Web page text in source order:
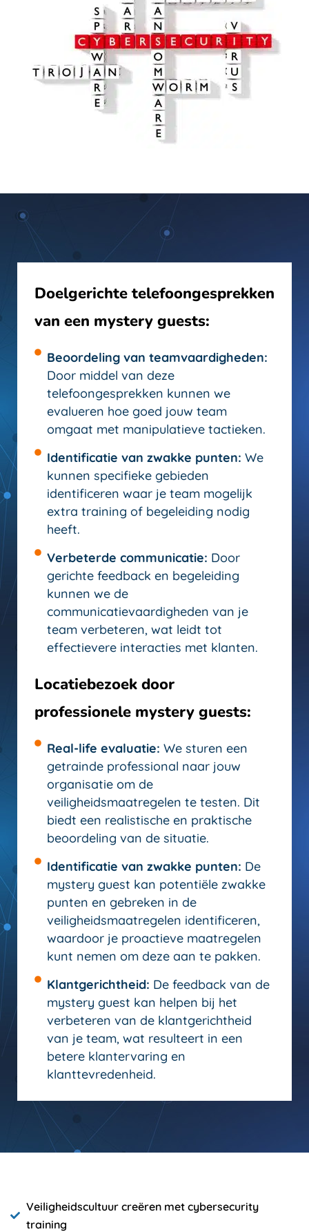
Doelgerichte telefoongesprekken
van een mystery guests:
Beoordeling van teamvaardigheden:
Door middel van deze
telefoongesprekken kunnen we
evalueren hoe goed jouw team
omgaat met manipulatieve tactieken.
Identificatie van zwakke punten: We
kunnen specifieke gebieden
identificeren waar je team mogelijk
extra training of begeleiding nodig
heeft.
Verbeterde communicatie: Door
gerichte feedback en begeleiding
kunnen we de
communicatievaardigheden van je
team verbeteren, wat leidt tot
effectievere interacties met klanten.
Locatiebezoek door
professionele mystery guests:
Real-life evaluatie: We sturen een
getrainde professional naar jouw
organisatie om de
veiligheidsmaatregelen te testen. Dit
biedt een realistische en praktische
beoordeling van de situatie.
Identificatie van zwakke punten: De
mystery guest kan potentiële zwakke
punten en gebreken in de
veiligheidsmaatregelen identificeren,
waardoor je proactieve maatregelen
kunt nemen om deze aan te pakken.
Klantgerichtheid: De feedback van de
mystery guest kan helpen bij het
verbeteren van de klantgerichtheid
van je team, wat resulteert in een
betere klantervaring en
klanttevredenheid.
Veiligheidscultuur creëren met cybersecurity
training